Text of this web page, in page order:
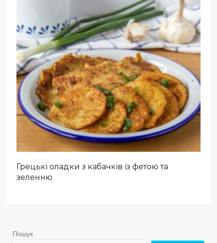
Грецькі оладки з кабачків із фетою та
зеленню
Пошук